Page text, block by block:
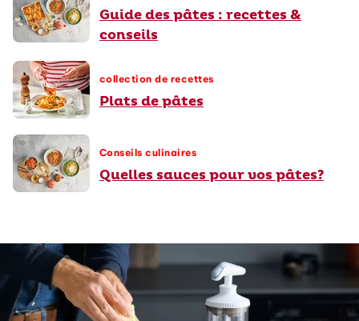
Guide des pâtes : recettes &
conseils
collection de recettes
Plats de pâtes
Conseils culinaires
Quelles sauces pour vos pâtes?